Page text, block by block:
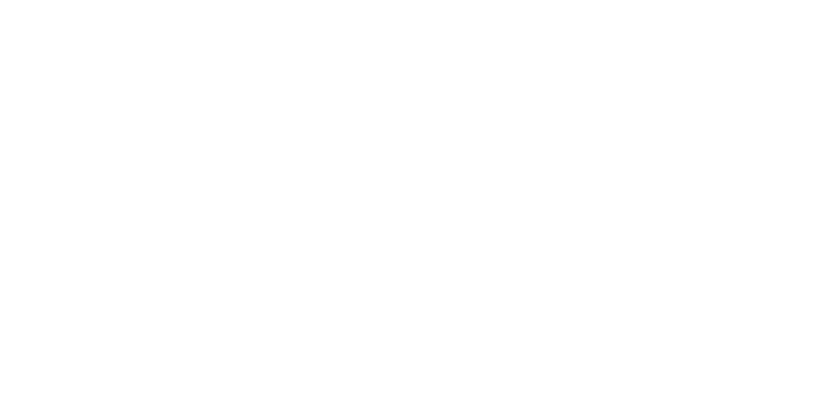
elastiska uppbyggnaden
utemiljöer. Löpande
lyftas och ersättas utan